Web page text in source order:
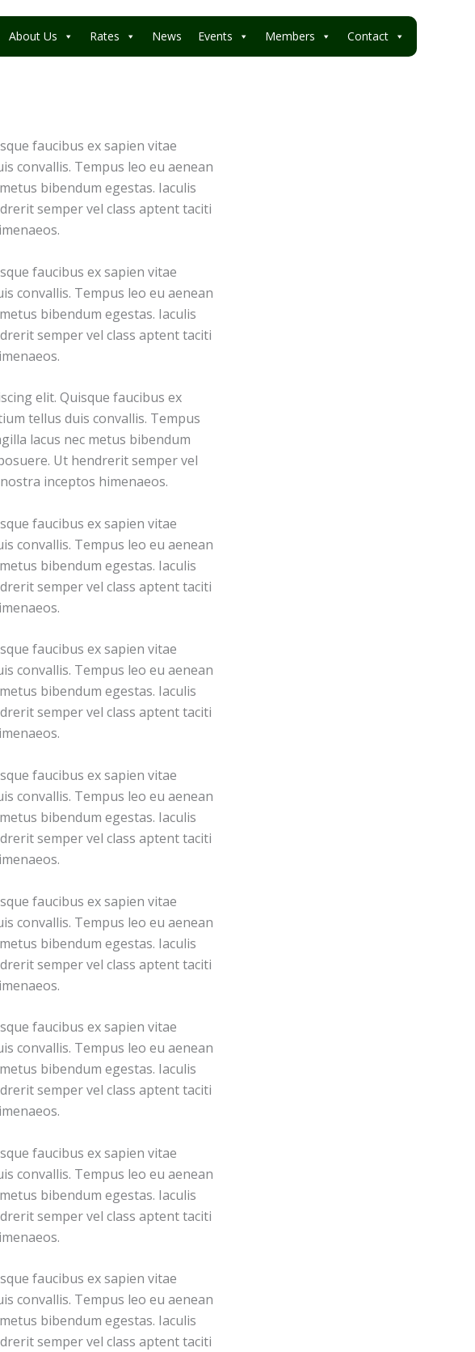
About Us Rates News Events Members Contact
faucibus ex sapien vitae
convallis. Tempus leo eu aenean
bibendum egestas. Iaculis
semper vel class aptent taciti
faucibus ex sapien vitae
convallis. Tempus leo eu aenean
bibendum egestas. Iaculis
semper vel class aptent taciti
elit. Quisque faucibus ex
tellus duis convallis. Tempus
lacus nec metus bibendum
Ut hendrerit semper vel
inceptos himenaeos.
faucibus ex sapien vitae
convallis. Tempus leo eu aenean
bibendum egestas. Iaculis
semper vel class aptent taciti
faucibus ex sapien vitae
convallis. Tempus leo eu aenean
bibendum egestas. Iaculis
semper vel class aptent taciti
faucibus ex sapien vitae
convallis. Tempus leo eu aenean
bibendum egestas. Iaculis
semper vel class aptent taciti
faucibus ex sapien vitae
convallis. Tempus leo eu aenean
bibendum egestas. Iaculis
semper vel class aptent taciti
faucibus ex sapien vitae
convallis. Tempus leo eu aenean
bibendum egestas. Iaculis
semper vel class aptent taciti
faucibus ex sapien vitae
convallis. Tempus leo eu aenean
bibendum egestas. Iaculis
semper vel class aptent taciti
faucibus ex sapien vitae
convallis. Tempus leo eu aenean
bibendum egestas. Iaculis
semper vel class aptent taciti